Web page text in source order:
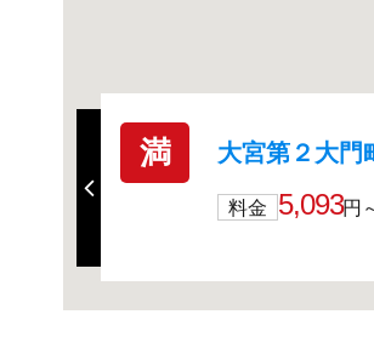
満 大宮第２大門
料金 5,093円